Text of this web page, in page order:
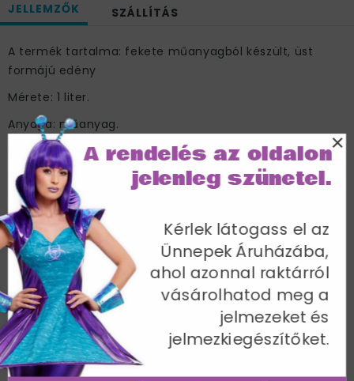
JELLEMZŐK SZÁLLÍTÁS
A termék tartalma: fekete műanyagból készült, üst
formájú edény
Mérete: 1 liter.
Anyaga: műanyag.
NEM hőálló.
Cikkszám: 56443
További termékek a kategóriában
Kérlek látogass el az
Ünnepek Áruházába,
ahol azonnal raktárról
vásárolhatod meg a
jelmezeket és
jelmezkiegészítőket.
A rendelés az oldalon
jelenleg szünetel.
×